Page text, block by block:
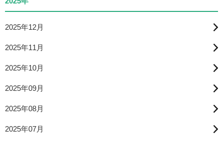
2025年12月
2025年11月
2025年10月
2025年09月
2025年08月
2025年07月